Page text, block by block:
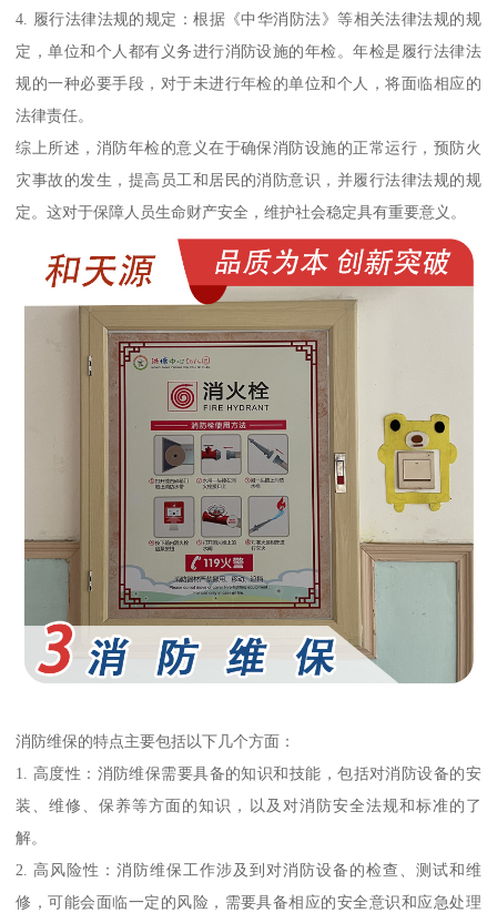
4. 履行法律法规的规定：根据《中华消防法》等相关法律法规的规
定，单位和个人都有义务进行消防设施的年检。年检是履行法律法
规的一种必要手段，对于未进行年检的单位和个人，将面临相应的
法律责任。
综上所述，消防年检的意义在于确保消防设施的正常运行，预防火
灾事故的发生，提高员工和居民的消防意识，并履行法律法规的规
定。这对于保障人员生命财产安全，维护社会稳定具有重要意义。
消防维保的特点主要包括以下几个方面：
1. 高度性：消防维保需要具备的知识和技能，包括对消防设备的安
装、维修、保养等方面的知识，以及对消防安全法规和标准的了
解。
2. 高风险性：消防维保工作涉及到对消防设备的检查、测试和维
修，可能会面临一定的风险，需要具备相应的安全意识和应急处理